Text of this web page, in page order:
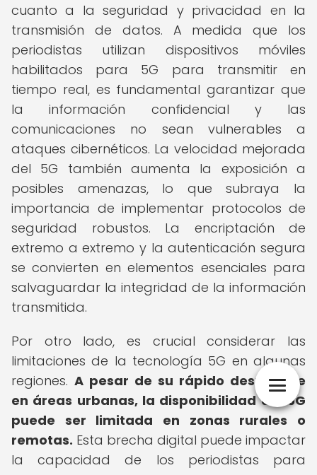
cuanto a la seguridad y privacidad en la
transmisión de datos. A medida que los
periodistas utilizan dispositivos móviles
habilitados para 5G para transmitir en
tiempo real, es fundamental garantizar que
la información confidencial y las
comunicaciones no sean vulnerables a
ataques cibernéticos. La velocidad mejorada
del 5G también aumenta la exposición a
posibles amenazas, lo que subraya la
importancia de implementar protocolos de
seguridad robustos. La encriptación de
extremo a extremo y la autenticación segura
se convierten en elementos esenciales para
salvaguardar la integridad de la información
transmitida.
Por otro lado, es crucial considerar las
limitaciones de la tecnología 5G en algunas
regiones. A pesar de su rápido despliegue
en áreas urbanas, la disponibilidad del 5G
puede ser limitada en zonas rurales o
remotas. Esta brecha digital puede impactar
la capacidad de los periodistas para